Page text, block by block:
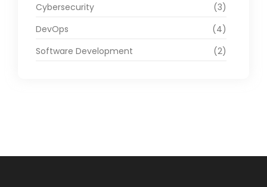
Cybersecurity
(3)
DevOps
(4)
Software Development
(2)